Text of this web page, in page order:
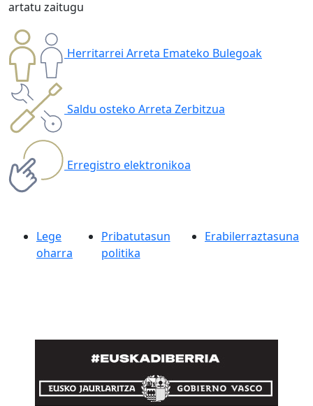
artatu zaitugu
Herritarrei Arreta Emateko Bulegoak
Saldu osteko Arreta Zerbitzua
Erregistro elektronikoa
Lege
oharra
Pribatutasun
politika
Erabilerraztasuna